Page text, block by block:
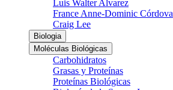
Luis Walter Alvarez
France Anne-Dominic Córdova
Craig Lee
Biologia
Moléculas Biológicas
Carbohidratos
Grasas y Proteínas
Proteínas Biológicas